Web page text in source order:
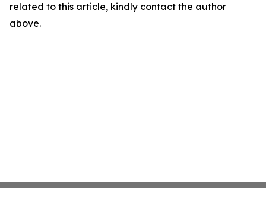
related to this article, kindly contact the author
above.